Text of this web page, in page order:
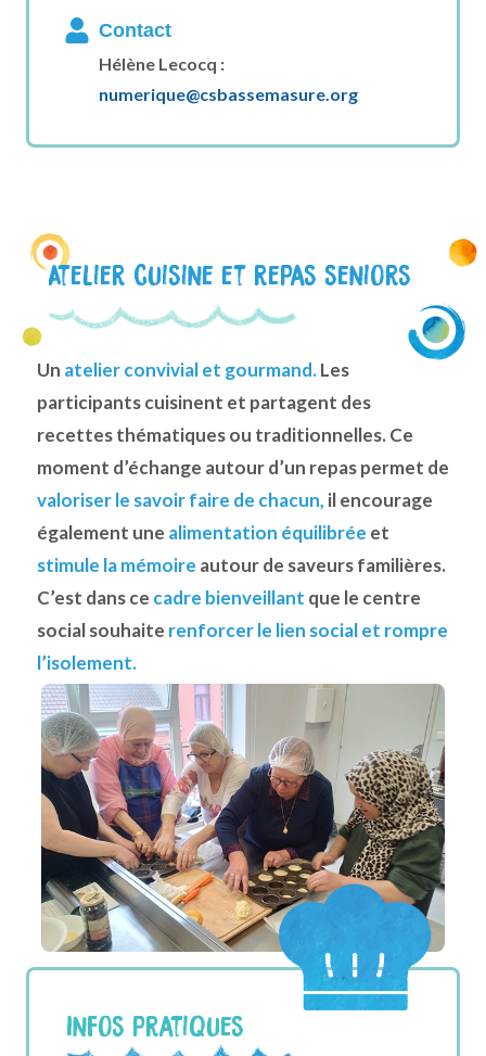
Contact
Hélène Lecocq :
numerique@csbassemasure.org
Infos pratiques
Atelier cuisine et repas seniors
Un atelier convivial et gourmand.Les
participants cuisinent et partagent des
recettes thématiques ou traditionnelles. Ce
moment d’échange autour d’un repas permet de
valoriser le savoir faire de chacun, il encourage
également une alimentation équilibrée et
stimule la mémoire autour de saveurs familières.
C’est dans ce cadre bienveillant que le centre
social souhaite renforcer le lien social et rompre
l’isolement.